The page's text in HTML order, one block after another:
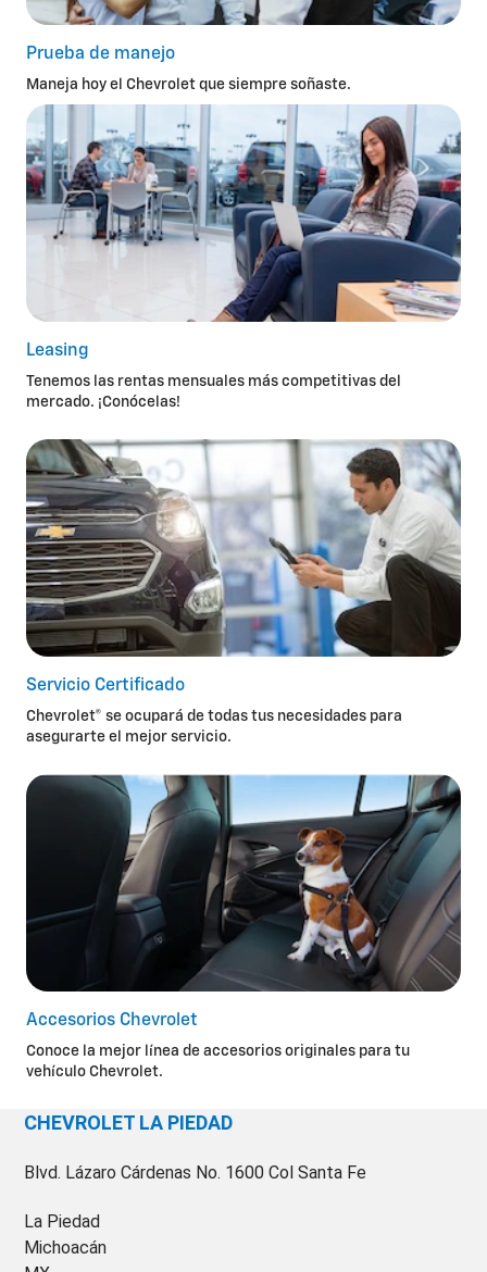
Prueba de manejo
Maneja hoy el Chevrolet que siempre soñaste.
Leasing
Tenemos las rentas mensuales más competitivas del
mercado. ¡Conócelas!
Servicio Certificado
Chevrolet® se ocupará de todas tus necesidades para
asegurarte el mejor servicio.
Accesorios Chevrolet
Conoce la mejor línea de accesorios originales para tu
vehículo Chevrolet.